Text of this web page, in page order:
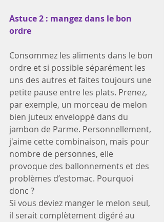
Astuce 2 : mangez dans le bon
ordre
Consommez les aliments dans le bon
ordre et si possible séparément les
uns des autres et faites toujours une
petite pause entre les plats. Prenez,
par exemple, un morceau de melon
bien juteux enveloppé dans du
jambon de Parme. Personnellement,
j'aime cette combinaison, mais pour
nombre de personnes, elle
provoque des ballonnements et des
problèmes d’estomac. Pourquoi
donc ?
Si vous deviez manger le melon seul,
il serait complètement digéré au